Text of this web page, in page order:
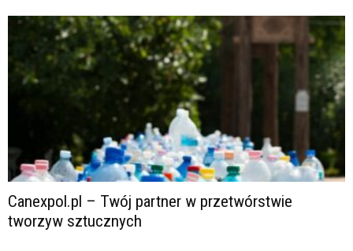
Canexpol.pl – Twój partner w przetwórstwie
tworzyw sztucznych